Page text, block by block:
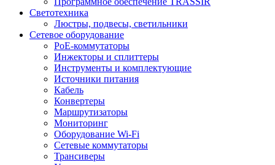
Светотехника
Люстры, подвесы, светильники
Сетевое оборудование
PoE-коммутаторы
Инжекторы и сплиттеры
Инструменты и комплектующие
Источники питания
Кабель
Конвертеры
Маршрутизаторы
Мониторинг
Оборудование Wi-Fi
Сетевые коммутаторы
Трансиверы